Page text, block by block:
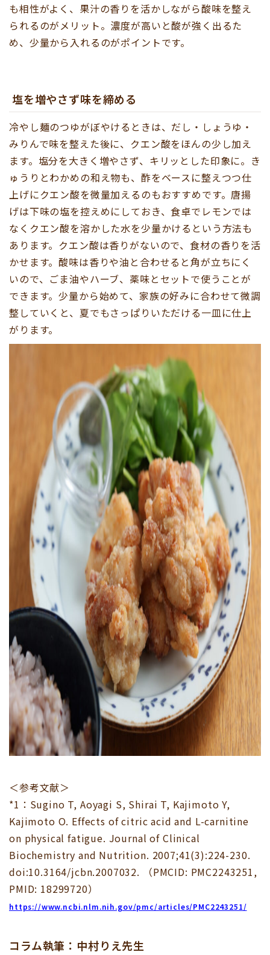
も相性がよく、果汁の香りを活かしながら酸味を整え
られるのがメリット。濃度が高いと酸が強く出るた
め、少量から入れるのがポイントです。
塩を増やさず味を締める
冷やし麺のつゆがぼやけるときは、だし・しょうゆ・
みりんで味を整えた後に、クエン酸をほんの少し加え
ます。塩分を大きく増やさず、キリッとした印象に。き
ゅうりとわかめの和え物も、酢をベースに整えつつ仕
上げにクエン酸を微量加えるのもおすすめです。唐揚
げは下味の塩を控えめにしておき、食卓でレモンでは
なくクエン酸を溶かした水を少量かけるという方法も
あります。クエン酸は香りがないので、食材の香りを活
かせます。酸味は香りや油と合わせると角が立ちにく
いので、ごま油やハーブ、薬味とセットで使うことが
できます。少量から始めて、家族の好みに合わせて微調
整していくと、夏でもさっぱりいただける一皿に仕上
がります。
＜参考文献＞
*1：Sugino T, Aoyagi S, Shirai T, Kajimoto Y,
Kajimoto O. Effects of citric acid and L-carnitine
on physical fatigue. Journal of Clinical
Biochemistry and Nutrition. 2007;41(3):224-230.
doi:10.3164/jcbn.2007032. （PMCID: PMC2243251,
PMID: 18299720）
https://www.ncbi.nlm.nih.gov/pmc/articles/PMC2243251/
コラム執筆：中村りえ先生